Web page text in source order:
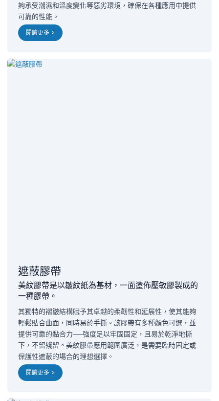
夠承受潮濕和溫度變化等惡劣環境，確保在各種應用中提供
可靠的性能。
閱讀更多 >
遮蔽膠帶
美紋膠帶是以皺紋紙為基材，一面塗佈壓敏膠製成的
一種膠帶。
其獨特的褶皺結構賦予其卓越的柔韌性和延展性，使其能夠
輕鬆貼合曲面，同時易於手撕。該膠帶有多種顏色可選，並
提供可靠的黏合力——強度足以牢固固定，且易於乾淨地撕
下，不留殘留。美紋膠帶應用範圍廣泛，是需要臨時固定或
保護性遮蔽的場合的理想選擇。
閱讀更多 >